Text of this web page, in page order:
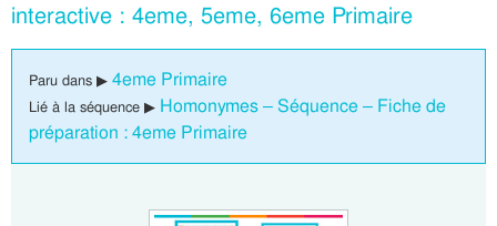
interactive : 4eme, 5eme, 6eme Primaire
Paru dans ▶ 4eme Primaire
Lié à la séquence ▶ Homonymes – Séquence – Fiche de
préparation : 4eme Primaire